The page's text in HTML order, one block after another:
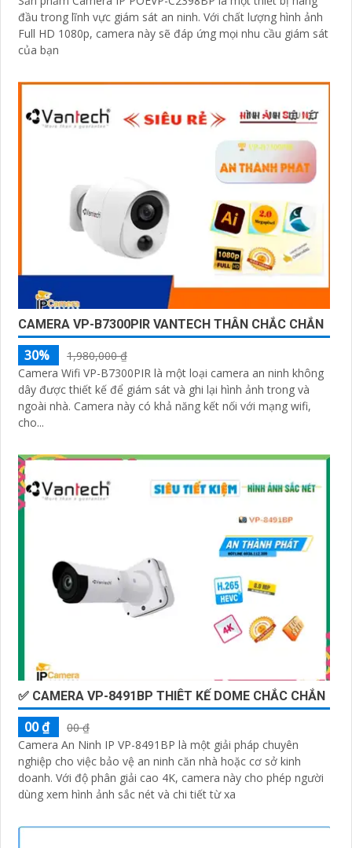
đầu trong lĩnh vực giám sát an ninh. Với chất lượng hình ảnh
Full HD 1080p, camera này sẽ đáp ứng mọi nhu cầu giám sát
của bạn
CAMERA VP-B7300PIR VANTECH THÂN CHẮC CHẮN
30%
1,980,000 ₫
Camera Wifi VP-B7300PIR là một loại camera an ninh không
dây được thiết kế để giám sát và ghi lại hình ảnh trong và
ngoài nhà. Camera này có khả năng kết nối với mạng wifi,
cho...
✅ CAMERA VP-8491BP THIÊT KẾ DOME CHẮC CHẮN
00 ₫
00 ₫
Camera An Ninh IP VP-8491BP là một giải pháp chuyên
nghiệp cho việc bảo vệ an ninh căn nhà hoặc cơ sở kinh
doanh. Với độ phân giải cao 4K, camera này cho phép người
dùng xem hình ảnh sắc nét và chi tiết từ xa